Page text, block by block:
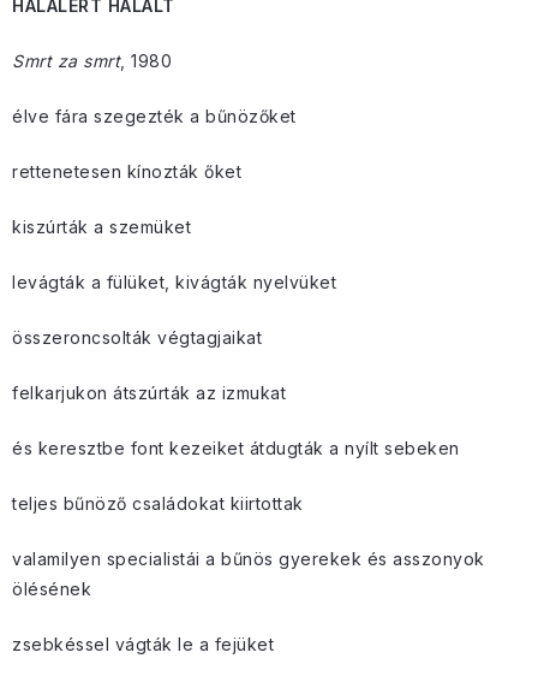
HALÁLÉRT HALÁLT
Smrt za smrt, 1980
élve fára szegezték a bűnözőket
rettenetesen kínozták őket
kiszúrták a szemüket
levágták a fülüket, kivágták nyelvüket
összeroncsolták végtagjaikat
felkarjukon átszúrták az izmukat
és keresztbe font kezeiket átdugták a nyílt sebeken
teljes bűnöző családokat kiirtottak
valamilyen specialistái a bűnös gyerekek és asszonyok
ölésének
zsebkéssel vágták le a fejüket